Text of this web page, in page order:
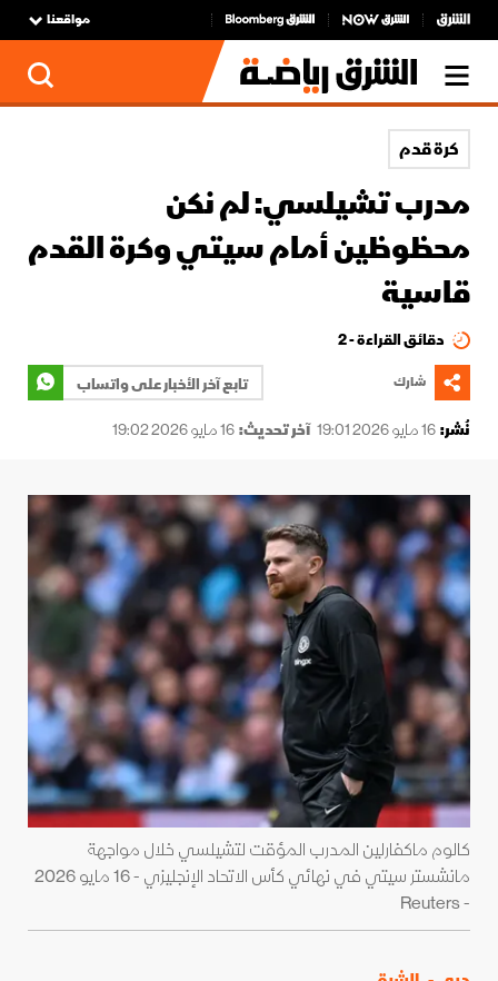
مواقعنا
كرة قدم
مدرب تشيلسي: لم نكن
محظوظين أمام سيتي وكرة القدم
قاسية
دقائق القراءة - 2
شارك
تابع آخر الأخبار على واتساب
نُشر:16 مايو 2026 19:01 آخر تحديث:16 مايو 2026 19:02
كالوم ماكفارلين المدرب المؤقت لتشيلسي خلال مواجهة
مانشستر سيتي في نهائي كأس الاتحاد الإنجليزي - 16 مايو 2026
- Reuters